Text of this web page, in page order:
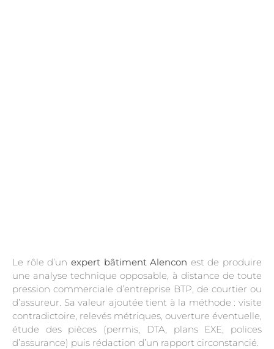
Le rôle d’un expert bâtiment Alencon est de produire
une analyse technique opposable, à distance de toute
pression commerciale d’entreprise BTP, de courtier ou
d’assureur. Sa valeur ajoutée tient à la méthode : visite
contradictoire, relevés métriques, ouverture éventuelle,
étude des pièces (permis, DTA, plans EXE, polices
d’assurance) puis rédaction d’un rapport circonstancié.